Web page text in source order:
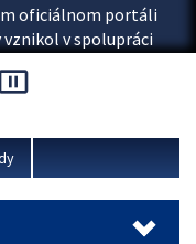
oficiálnom portáli
v spolupráci
vnútra SR.